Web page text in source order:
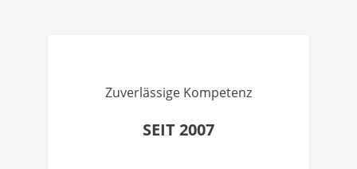
Zuverlässige Kompetenz
SEIT 2007